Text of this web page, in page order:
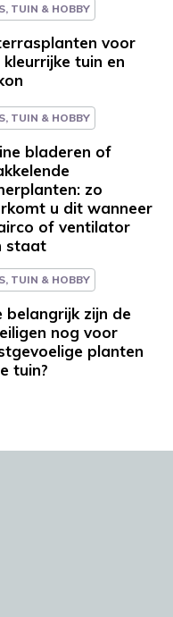
TUIN & HOBBY
voor
kleurrijke tuin en
TUIN & HOBBY
bladeren of
zo
u dit wanneer
of ventilator
staat
TUIN & HOBBY
belangrijk zijn de
nog voor
planten
tuin?